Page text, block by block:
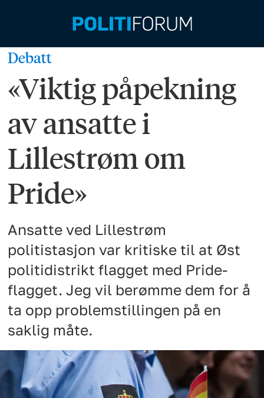
Debatt
«Viktig påpekning
av ansatte i
Lillestrøm om
Pride»
Ansatte ved Lillestrøm
politistasjon var kritiske til at Øst
politidistrikt flagget med Pride-
flagget. Jeg vil berømme dem for å
ta opp problemstillingen på en
saklig måte.